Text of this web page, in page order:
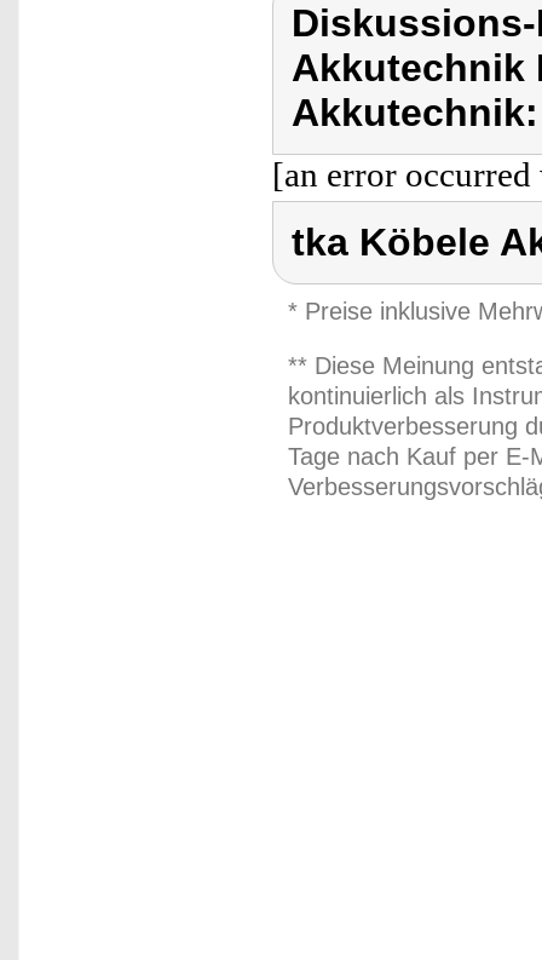
Akkutechnik
Akkutechnik:
[an error
tka Köbele
* Preise inklusive
** Diese Meinung
kontinuierlich als
Produktverbesserung
Tage nach Kauf per E-